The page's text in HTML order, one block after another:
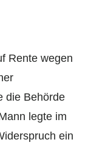
Rente wegen
die Behörde
legte im
ein